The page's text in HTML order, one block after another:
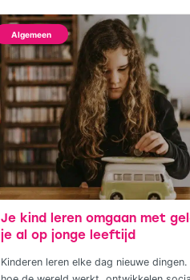
Algemeen
Je kind leren omgaan met
je al op jonge leeftijd
Kinderen leren elke dag nieuwe